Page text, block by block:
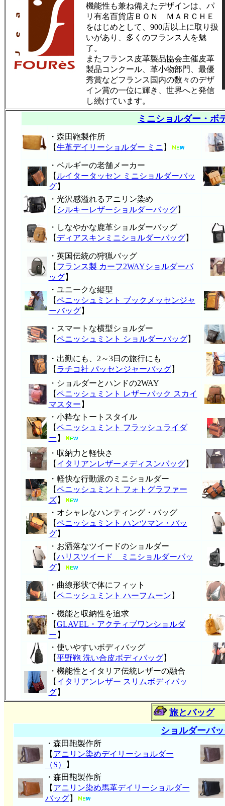
機能性も兼ね備えたデザインは、パ
リ有名百貨店ＢＯＮ ＭＡＲＣＨＥ
をはじめとして、900店以上に取り扱
いがあり、多くのフランス人を魅
了。
またフランス皮革製品協会主催皮革
製品コンクール、革小物部門、最優
秀賞などフランス国内の数々のデザ
イン賞の一位に輝き、世界へと発信
し続けています。
ミニショルダー・ボ
・森田鞄製作所
【牛革デイリーショルダー ミニ 】
・ベルギーの老舗メーカー
【 ルイタータッセン ミニショルダーバッ
グ】
・光沢感溢れるアニリン染め
【 シルキーレザーショルダーバッグ】
・しなやかな鹿革ショルダーバッグ
【 ディアスキンミニショルダーバッグ】
・英国伝統の狩猟バッグ
【 フランス製 カーフ2WAYショルダーバ
ッグ】
・ユニークな縦型
【ペニッシュミント ブックメッセンジャ
ーバッグ】
・スマートな横型ショルダー
【ペニッシュミント ショルダーバッグ】
・出勤にも、2～3日の旅行にも
【 ラチコ社 パッセンジャーバッグ】
・ショルダーとハンドの2WAY
【ペニッシュミント レザーバック スカイ
マスター 】
・小粋なトートスタイル
【ペニッシュミント フラッシュライダ
ー 】
・収納力と軽快さ
【 イタリアンレザーメディスンバッグ】
・軽快な行動派のミニショルダー
【ペニッシュミント フォトグラファー
ズ】
・オシャレなハンティング・バッグ
【ペニッシュミント ハンツマン・バッ
グ】
・お洒落なツイードのショルダー
【ハリスツイード ミニショルダーバッ
グ】
・曲線形状で体にフィット
【ペニッシュミント ハーフムーン 】
・機能と収納性を追求
【GLAVEL・アクティブワンショルダ
ー 】
・使いやすいボディバッグ
【平野鞄 洗い合皮ボディバッグ】
・機能性とイタリア伝統レザーの融合
【 イタリアンレザー スリムボディバッ
グ】
旅とバッグ
ショルダーバ
・森田鞄製作所
【 アニリン染めデイリーショルダー
（S）
】
・森田鞄製作所
【 アニリン染め馬革デイリーショルダー
バッグ】